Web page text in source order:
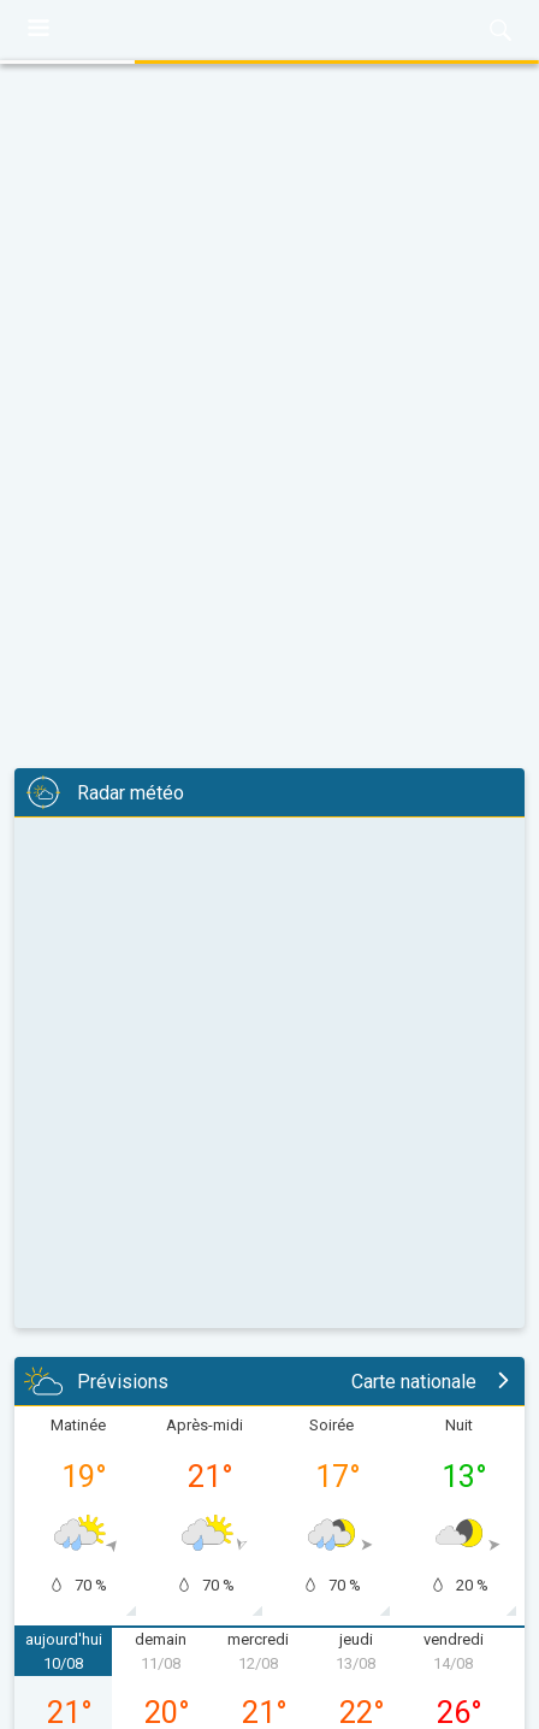
Radar météo
Prévisions Carte nationale
Matinée
19°
70 %
Après-midi
21 °
70 %
Soirée
17°
70 %
Nuit
13°
20 %
aujourd'hui
lundi 10/08
10/08
21 °
demain
11/08
20°
mercredi
mercredi 12/08
12/08
21 °
jeudi
13/08
22°
vendredi
14/08
26°